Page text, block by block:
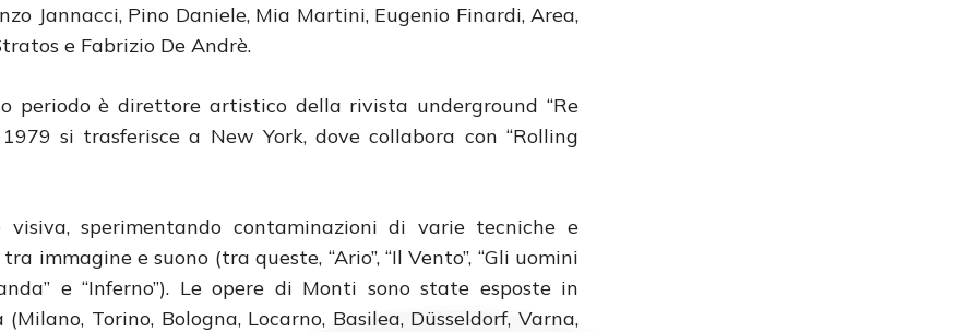
Jannacci, Pino Daniele, Mia Martini, Eugenio Finardi, Area,
e Fabrizio De Andrè.
periodo è direttore artistico della rivista underground “Re
1979 si trasferisce a New York, dove collabora con “Rolling
sperimentando contaminazioni di varie tecniche e
immagine e suono (tra queste, “Ario”, “Il Vento”, “Gli uomini
e “Inferno”). Le opere di Monti sono state esposte in
Torino, Bologna, Locarno, Basilea, Düsseldorf, Varna,